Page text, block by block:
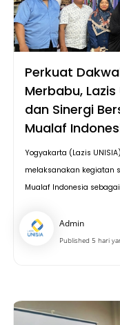
Perkuat
Merbabu,
dan Sinergi
Mualaf
Yogyakarta (Lazis
melaksanakan kegiatan
Mualaf Indonesia
Admin
Published 5 hari